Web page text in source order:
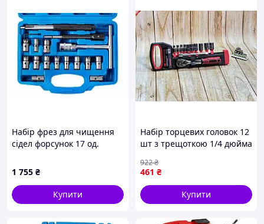
Набір фрез для чищення
сідел форсунок 17 од.
:BRASIL:
1 755 ₴
Купити
Набір торцевих головок 12
шт з трещоткою 1/4 дюйма
удлинителем
461 ₴
922₴
Купити